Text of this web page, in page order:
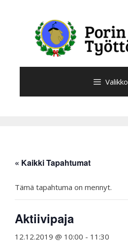
Valikko
« Kaikki Tapahtumat
Tämä tapahtuma on mennyt.
Aktiivipaja
12.12.2019 @ 10:00 - 11:30